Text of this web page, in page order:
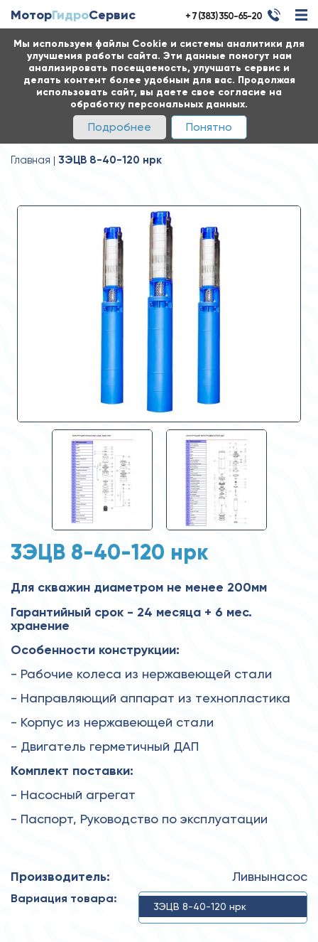
Мы используем файлы Cookie и системы аналитики для
улучшения работы сайта. Эти данные помогут нам
анализировать посещаемость, улучшать сервис и
делать контент более удобным для вас. Продолжая
использовать сайт, вы даете свое согласие на
обработку персональных данных.
Подробнее Понятно
МоторГидроСервис + 7 (383) 350-65-20
Главная 3ЭЦВ 8-40-120 нрк
3ЭЦВ 8-40-120 нрк
Для скважин диаметром не менее 200мм
Гарантийный срок - 24 месяца + 6 мес.
хранение
Особенности конструкции:
- Рабочие колеса из нержавеющей стали
- Направляющий аппарат из технопластика
- Корпус из нержавеющей стали
- Двигатель герметичный ДАП
Комплект поставки:
- Насосный агрегат
- Паспорт, Руководство по эксплуатации
Производитель: Ливнынасос
Вариация товара:
3ЭЦВ 8-40-120 нрк